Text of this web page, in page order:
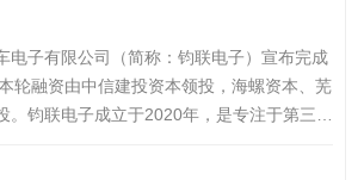
电子有限公司（简称：钧联电子）宣布完成
轮融资由中信建投资本领投，海螺资本、芜
。钧联电子成立于2020年，是专注于第三代
。公司深耕800V高压电控、集成电驱总成